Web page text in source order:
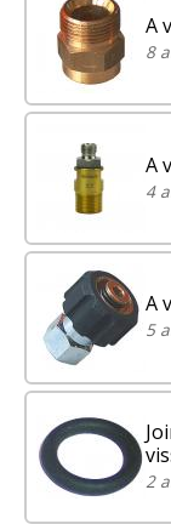
A
8
A
4
A
5
2